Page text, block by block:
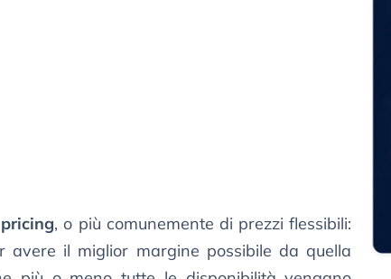
, o più comunemente di prezzi flessibili:
il miglior margine possibile da quella